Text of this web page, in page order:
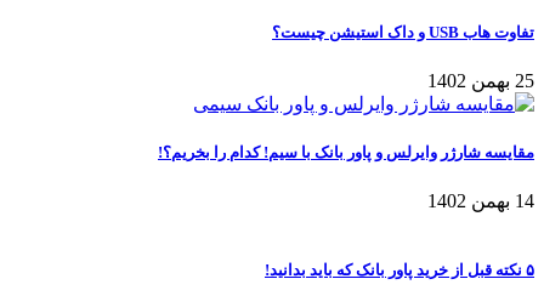
تفاوت هاب USB و داک استیشن چیست؟
25 بهمن 1402
مقایسه شارژر وایرلس و پاور بانک با سیم! کدام را بخریم؟!
14 بهمن 1402
۵ نکته قبل از خرید پاور بانک که باید بدانید!